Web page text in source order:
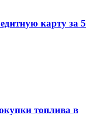
карту за 5
топлива в